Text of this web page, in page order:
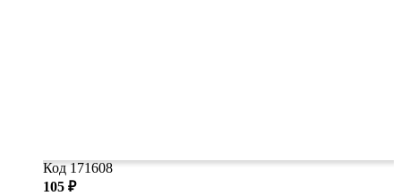
Код 171608
105 ₽